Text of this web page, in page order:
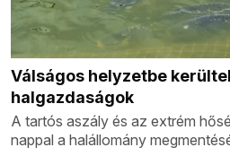
Válságos helyzetbe
halgazdaságok
A tartós aszály és az extrém
nappal a halállomány